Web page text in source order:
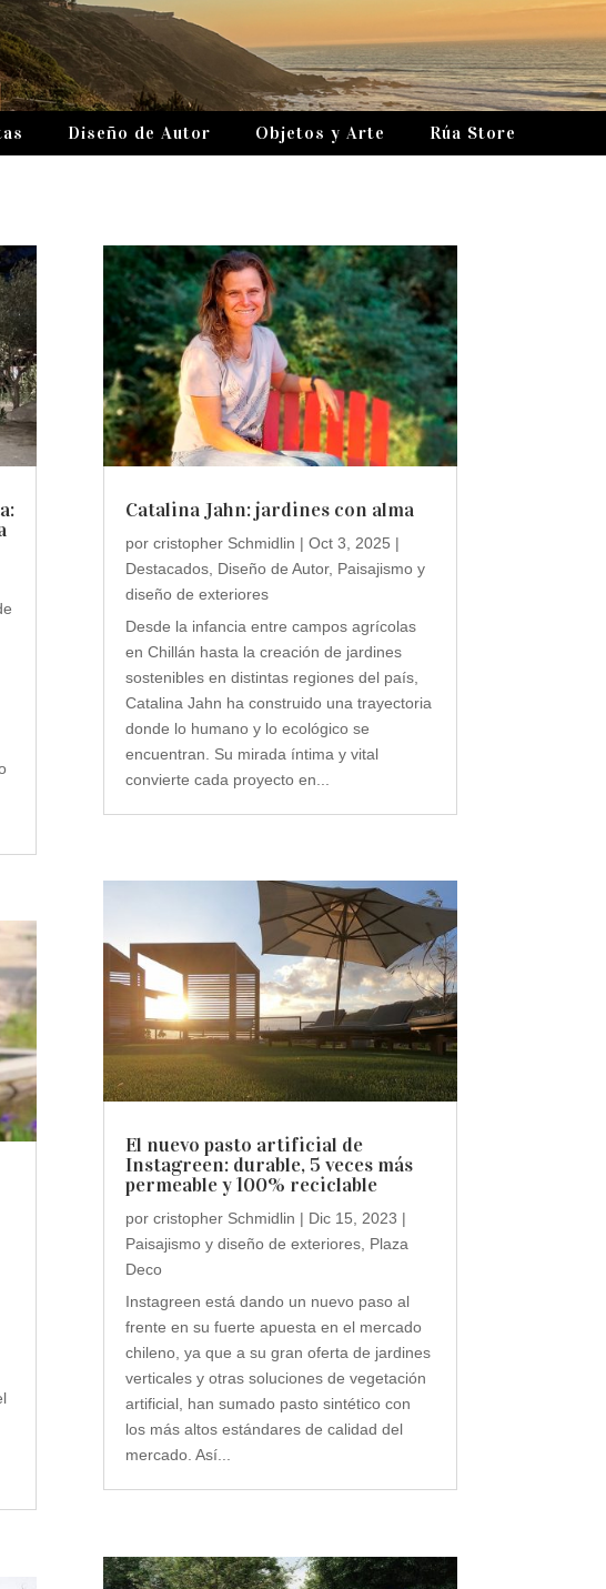
Diseño de Autor Objetos y Arte Rúa Store
Catalina Jahn: jardines con alma
por cristopher Schmidlin | Oct 3, 2025 |
Destacados, Diseño de Autor, Paisajismo y
diseño de exteriores
Desde la infancia entre campos agrícolas
en Chillán hasta la creación de jardines
sostenibles en distintas regiones del país,
Catalina Jahn ha construido una trayectoria
donde lo humano y lo ecológico se
encuentran. Su mirada íntima y vital
convierte cada proyecto en...
El nuevo pasto artificial de
Instagreen: durable, 5 veces más
permeable y 100% reciclable
por cristopher Schmidlin | Dic 15, 2023 |
Paisajismo y diseño de exteriores, Plaza
Deco
Instagreen está dando un nuevo paso al
frente en su fuerte apuesta en el mercado
chileno, ya que a su gran oferta de jardines
verticales y otras soluciones de vegetación
artificial, han sumado pasto sintético con
los más altos estándares de calidad del
mercado. Así...